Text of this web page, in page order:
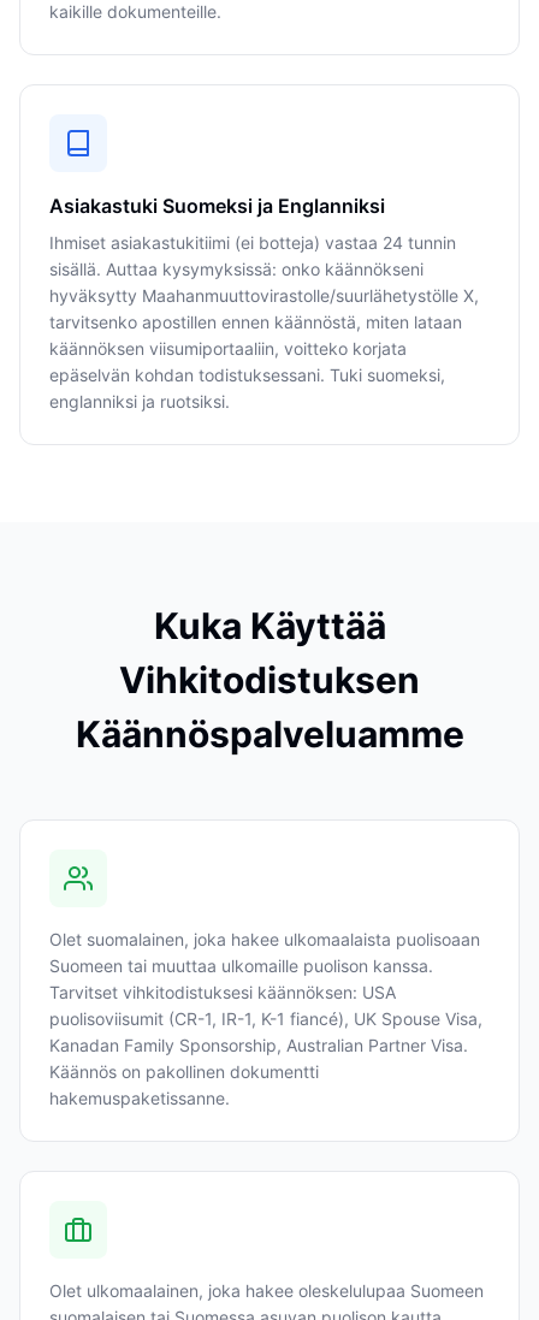
kaikille dokumenteille.
Asiakastuki Suomeksi ja Englanniksi
Ihmiset asiakastukitiimi (ei botteja) vastaa 24 tunnin
sisällä. Auttaa kysymyksissä: onko käännökseni
hyväksytty Maahanmuuttovirastolle/suurlähetystölle X,
tarvitsenko apostillen ennen käännöstä, miten lataan
käännöksen viisumiportaaliin, voitteko korjata
epäselvän kohdan todistuksessani. Tuki suomeksi,
englanniksi ja ruotsiksi.
Kuka Käyttää
Vihkitodistuksen
Käännöspalveluamme
Olet suomalainen, joka hakee ulkomaalaista puolisoaan
Suomeen tai muuttaa ulkomaille puolison kanssa.
Tarvitset vihkitodistuksesi käännöksen: USA
puolisoviisumit (CR-1, IR-1, K-1 fiancé), UK Spouse Visa,
Kanadan Family Sponsorship, Australian Partner Visa.
Käännös on pakollinen dokumentti
hakemuspaketissanne.
Olet ulkomaalainen, joka hakee oleskelulupaa Suomeen